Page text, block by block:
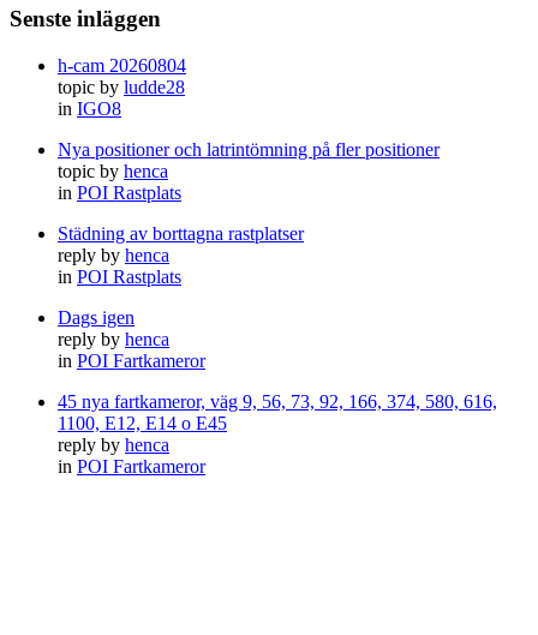
Senste inläggen
h-cam 20260804
topic by ludde28
in IGO8
Nya positioner och latrintömning på fler positioner
topic by henca
in POI Rastplats
Städning av borttagna rastplatser
reply by henca
in POI Rastplats
Dags igen
reply by henca
in POI Fartkameror
45 nya fartkameror, väg 9, 56, 73, 92, 166, 374, 580, 616,
1100, E12, E14 o E45
reply by henca
in POI Fartkameror